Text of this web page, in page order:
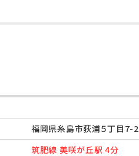
福岡県糸島市荻浦５丁目7-2
筑肥線 美咲が丘駅 4分